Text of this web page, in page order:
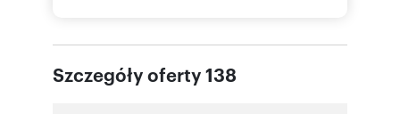
Szczegóły oferty 138